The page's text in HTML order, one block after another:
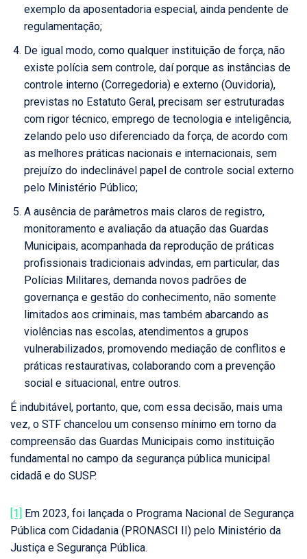
exemplo da aposentadoria especial, ainda pendente de
regulamentação;
De igual modo, como qualquer instituição de força, não
existe polícia sem controle, daí porque as instâncias de
controle interno (Corregedoria) e externo (Ouvidoria),
previstas no Estatuto Geral, precisam ser estruturadas
com rigor técnico, emprego de tecnologia e inteligência,
zelando pelo uso diferenciado da força, de acordo com
as melhores práticas nacionais e internacionais, sem
prejuízo do indeclinável papel de controle social externo
pelo Ministério Público;
A ausência de parâmetros mais claros de registro,
monitoramento e avaliação da atuação das Guardas
Municipais, acompanhada da reprodução de práticas
profissionais tradicionais advindas, em particular, das
Polícias Militares, demanda novos padrões de
governança e gestão do conhecimento, não somente
limitados aos criminais, mas também abarcando as
violências nas escolas, atendimentos a grupos
vulnerabilizados, promovendo mediação de conflitos e
práticas restaurativas, colaborando com a prevenção
social e situacional, entre outros.
É indubitável, portanto, que, com essa decisão, mais uma
vez, o STF chancelou um consenso mínimo em torno da
compreensão das Guardas Municipais como instituição
fundamental no campo da segurança pública municipal
cidadã e do SUSP.
[1]
Em 2023, foi lançada o Programa Nacional de Segurança
Pública com Cidadania (PRONASCI II) pelo Ministério da
Justiça e Segurança Pública.